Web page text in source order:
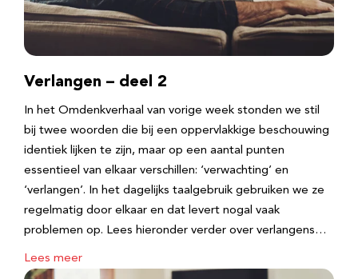
Verlangen – deel 2
In het Omdenkverhaal van vorige week stonden we stil
bij twee woorden die bij een oppervlakkige beschouwing
identiek lijken te zijn, maar op een aantal punten
essentieel van elkaar verschillen: ‘verwachting’ en
‘verlangen’. In het dagelijks taalgebruik gebruiken we ze
regelmatig door elkaar en dat levert nogal vaak
problemen op. Lees hieronder verder over verlangens…
Lees meer